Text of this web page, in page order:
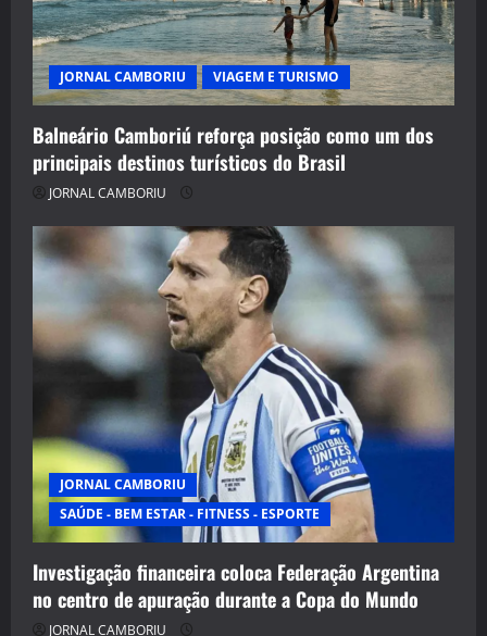
JORNAL CAMBORIU VIAGEM E TURISMO
Balneário Camboriú reforça posição como um dos
principais destinos turísticos do Brasil
JORNAL CAMBORIU
JORNAL CAMBORIU
SAÚDE - BEM ESTAR - FITNESS - ESPORTE
Investigação financeira coloca Federação Argentina
no centro de apuração durante a Copa do Mundo
JORNAL CAMBORIU